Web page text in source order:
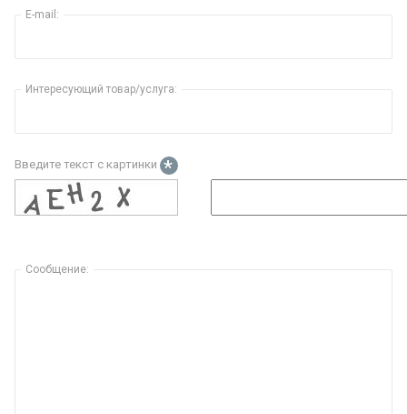
E-mail:
Интересующий товар/услуга:
Введите текст с картинки *
Сообщение: